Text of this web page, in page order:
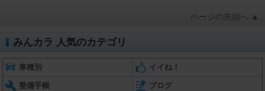
ページの先頭へ ▲
みんカラ 人気のカテゴリ
車種別 イイね！
整備手帳 ブログ